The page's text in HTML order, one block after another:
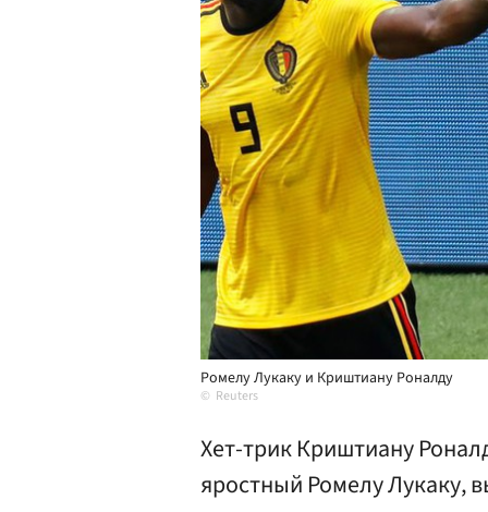
Ромелу Лукаку и Криштиану Роналду
Reuters
Хет-трик Криштиану
яростный Ромелу Лукаку,